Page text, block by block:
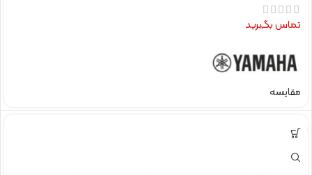
تماس بگیرید
مقایسه